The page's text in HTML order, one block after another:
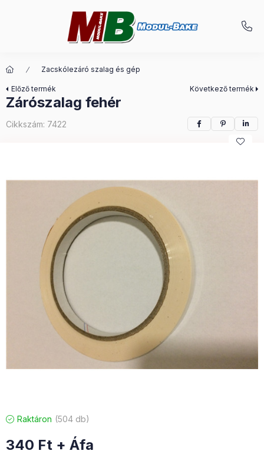
Zacskólezáró szalag és gép
Előző termék Következő termék
Zárószalag fehér
Cikkszám: 7422
Raktáron 504 db
340 Ft + Áfa